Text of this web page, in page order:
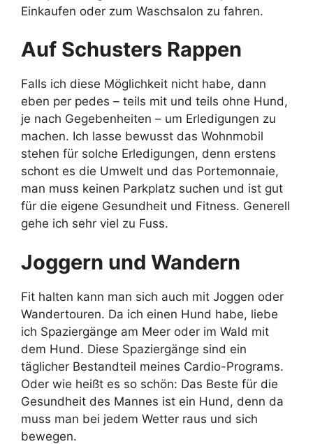
Einkaufen oder zum Waschsalon zu fahren.
Auf Schusters Rappen
Falls ich diese Möglichkeit nicht habe, dann
eben per pedes – teils mit und teils ohne Hund,
je nach Gegebenheiten – um Erledigungen zu
machen. Ich lasse bewusst das Wohnmobil
stehen für solche Erledigungen, denn erstens
schont es die Umwelt und das Portemonnaie,
man muss keinen Parkplatz suchen und ist gut
für die eigene Gesundheit und Fitness. Generell
gehe ich sehr viel zu Fuss.
Joggern und Wandern
Fit halten kann man sich auch mit Joggen oder
Wandertouren. Da ich einen Hund habe, liebe
ich Spaziergänge am Meer oder im Wald mit
dem Hund. Diese Spaziergänge sind ein
täglicher Bestandteil meines Cardio-Programs.
Oder wie heißt es so schön: Das Beste für die
Gesundheit des Mannes ist ein Hund, denn da
muss man bei jedem Wetter raus und sich
bewegen.